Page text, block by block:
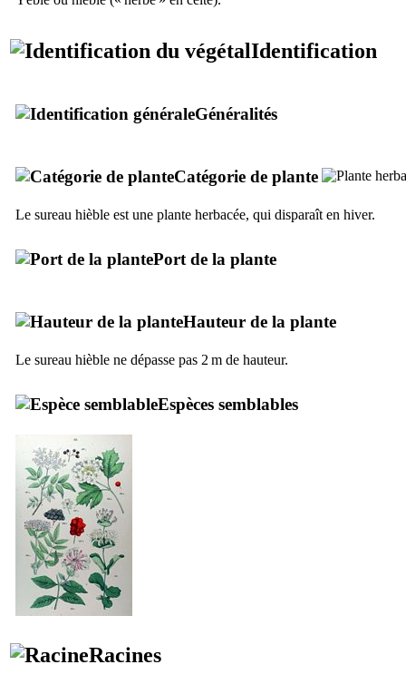
Identification
Généralités
Catégorie de plante
Le sureau hièble est une plante herbacée, qui disparaît en hiver.
Port de la plante
Hauteur de la plante
Le sureau hièble ne dépasse pas 2 m de hauteur.
Espèces semblables
Racines